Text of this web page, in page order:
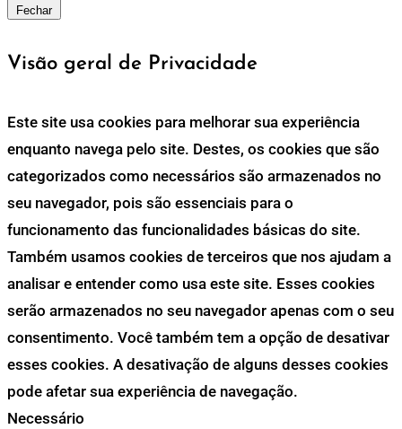
Fechar
Visão geral de Privacidade
Este site usa cookies para melhorar sua experiência
enquanto navega pelo site. Destes, os cookies que são
categorizados como necessários são armazenados no
seu navegador, pois são essenciais para o
funcionamento das funcionalidades básicas do site.
Também usamos cookies de terceiros que nos ajudam a
analisar e entender como usa este site. Esses cookies
serão armazenados no seu navegador apenas com o seu
consentimento. Você também tem a opção de desativar
esses cookies. A desativação de alguns desses cookies
pode afetar sua experiência de navegação.
Necessário